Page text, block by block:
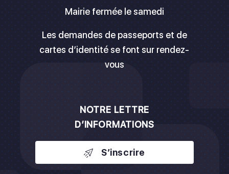
Mairie fermée le samedi
Les demandes de passeports et de
cartes d’identité se font sur rendez-
vous
NOTRE LETTRE
D’INFORMATIONS
S’inscrire